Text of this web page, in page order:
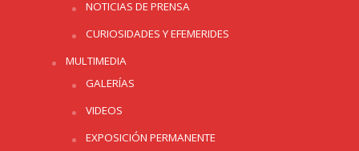
NOTICIAS DE PRENSA
CURIOSIDADES Y EFEMERIDES
MULTIMEDIA
GALERÍAS
VIDEOS
EXPOSICIÓN PERMANENTE